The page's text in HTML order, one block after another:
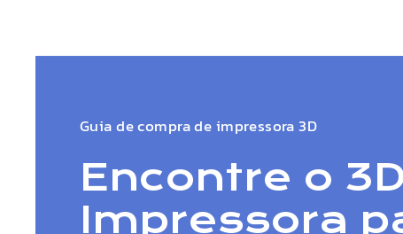
Guia de compra de impressora 3D
Encontre o
Impressora